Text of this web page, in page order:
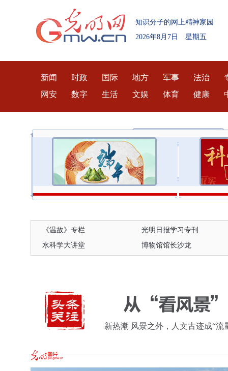
知识分子的网上精神家园
2026年8月7日 星期五
新闻 时政 国际 地方 军事 法治
网安
数字 生活 文娱 体育 健康
《温故》专栏
光明日报学习专刊
水科学大讲堂
博物馆馆长沙龙
水科学大讲堂
新热潮 风景之外，人文古迹成“流